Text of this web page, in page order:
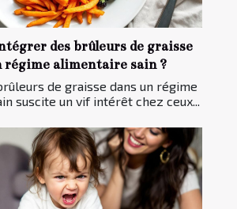
des brûleurs de graisse
régime alimentaire sain ?
de graisse dans un régime
suscite un vif intérêt chez ceux...